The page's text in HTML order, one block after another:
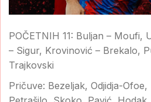
POČETNIH 11: Buljan – Moufi,
– Sigur, Krovinović – Brekalo,
Trajkovski
Pričuve: Bezeljak, Odjidja-